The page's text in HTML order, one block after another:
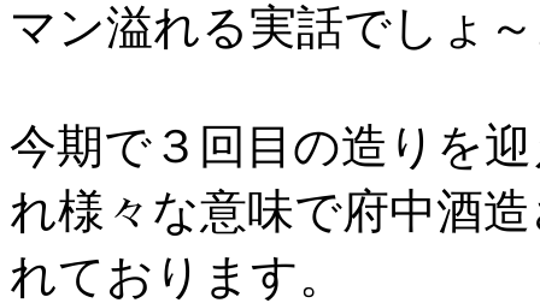
マン溢れる実話でしょ
今期で３回目の造りを
れ様々な意味で府中酒
れております。